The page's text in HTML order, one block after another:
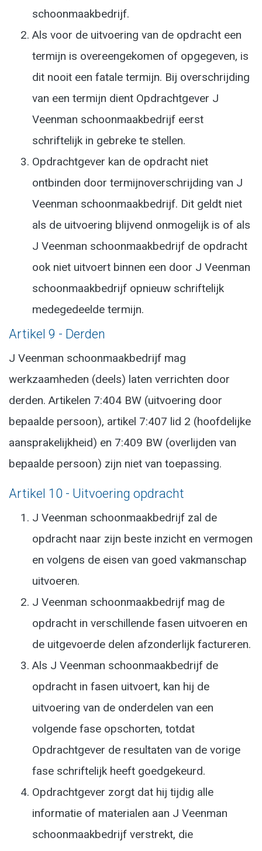
schoonmaakbedrijf.
Als voor de uitvoering van de opdracht een
termijn is overeengekomen of opgegeven, is
dit nooit een fatale termijn. Bij overschrijding
van een termijn dient Opdrachtgever J
Veenman schoonmaakbedrijf eerst
schriftelijk in gebreke te stellen.
Opdrachtgever kan de opdracht niet
ontbinden door termijnoverschrijding van J
Veenman schoonmaakbedrijf. Dit geldt niet
als de uitvoering blijvend onmogelijk is of als
J Veenman schoonmaakbedrijf de opdracht
ook niet uitvoert binnen een door J Veenman
schoonmaakbedrijf opnieuw schriftelijk
medegedeelde termijn.
Artikel 9 - Derden
J Veenman schoonmaakbedrijf mag
werkzaamheden (deels) laten verrichten door
derden. Artikelen 7:404 BW (uitvoering door
bepaalde persoon), artikel 7:407 lid 2 (hoofdelijke
aansprakelijkheid) en 7:409 BW (overlijden van
bepaalde persoon) zijn niet van toepassing.
Artikel 10 - Uitvoering opdracht
J Veenman schoonmaakbedrijf zal de
opdracht naar zijn beste inzicht en vermogen
en volgens de eisen van goed vakmanschap
uitvoeren.
J Veenman schoonmaakbedrijf mag de
opdracht in verschillende fasen uitvoeren en
de uitgevoerde delen afzonderlijk factureren.
Als J Veenman schoonmaakbedrijf de
opdracht in fasen uitvoert, kan hij de
uitvoering van de onderdelen van een
volgende fase opschorten, totdat
Opdrachtgever de resultaten van de vorige
fase schriftelijk heeft goedgekeurd.
Opdrachtgever zorgt dat hij tijdig alle
informatie of materialen aan J Veenman
schoonmaakbedrijf verstrekt, die